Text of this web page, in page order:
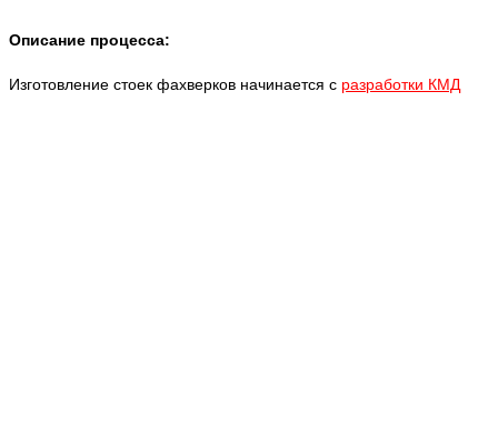
Описание процесса:
Изготовление стоек фахверков начинается с разработки КМД